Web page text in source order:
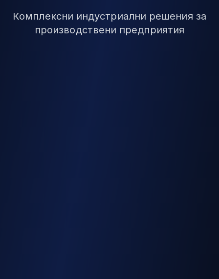
Комплексни индустриални решения за
производствени предприятия